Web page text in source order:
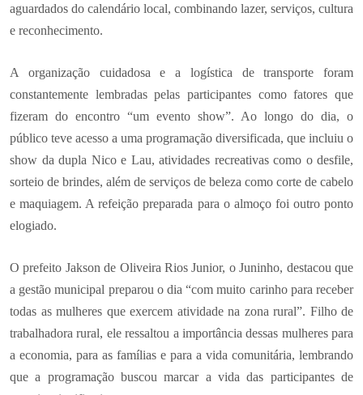
aguardados do calendário local, combinando lazer, serviços, cultura
e reconhecimento.
A organização cuidadosa e a logística de transporte foram
constantemente lembradas pelas participantes como fatores que
fizeram do encontro “um evento show”. Ao longo do dia, o
público teve acesso a uma programação diversificada, que incluiu o
show da dupla Nico e Lau, atividades recreativas como o desfile,
sorteio de brindes, além de serviços de beleza como corte de cabelo
e maquiagem. A refeição preparada para o almoço foi outro ponto
elogiado.
O prefeito Jakson de Oliveira Rios Junior, o Juninho, destacou que
a gestão municipal preparou o dia “com muito carinho para receber
todas as mulheres que exercem atividade na zona rural”. Filho de
trabalhadora rural, ele ressaltou a importância dessas mulheres para
a economia, para as famílias e para a vida comunitária, lembrando
que a programação buscou marcar a vida das participantes de